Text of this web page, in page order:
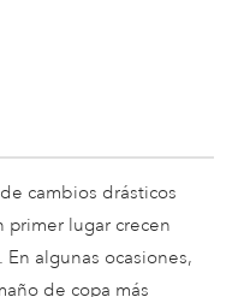
cambios drásticos
primer lugar crecen
algunas ocasiones,
de copa más